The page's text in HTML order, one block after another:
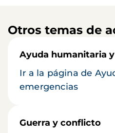
Otros temas de
Ayuda humanitaria
Ir a la página de
emergencias
Guerra y conflicto